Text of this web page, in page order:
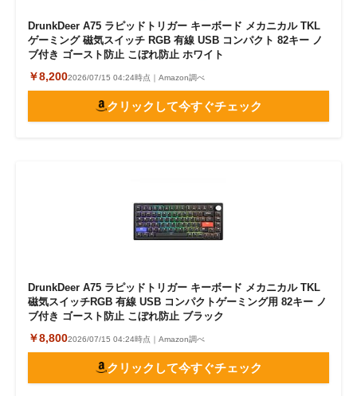
DrunkDeer A75 ラピッドトリガー キーボード メカニカル TKL
ゲーミング 磁気スイッチ RGB 有線 USB コンパクト 82キー ノ
ブ付き ゴースト防止 こぼれ防止 ホワイト
￥8,2002026/07/15 04:24時点｜Amazon調べ
クリックして今すぐチェック
DrunkDeer A75 ラピッドトリガー キーボード メカニカル TKL
磁気スイッチRGB 有線 USB コンパクトゲーミング用 82キー ノ
ブ付き ゴースト防止 こぼれ防止 ブラック
￥8,8002026/07/15 04:24時点｜Amazon調べ
クリックして今すぐチェック